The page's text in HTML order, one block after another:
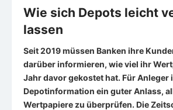
Wie sich Depots leicht
lassen
Seit 2019 müssen Banken ihre
darüber informieren, wie viel ihr
Jahr davor gekostet hat. Für Anleger
Depotinformation ein guter Anlass,
Wertpapiere zu überprüfen. Die